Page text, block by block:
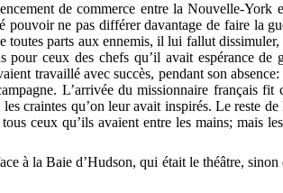
de commerce entre la Nouvelle-York
ne pas différer davantage de faire la
toutes parts aux ennemis, il lui fallut
ceux des chefs qu’il avait espérance de
travaillé avec succès, pendant son
L’arrivée du missionnaire français
craintes qu’on leur avait inspirés. Le reste de
ceux qu’ils avaient entre les mains; mais
à la Baie d’Hudson, qui était le théâtre,